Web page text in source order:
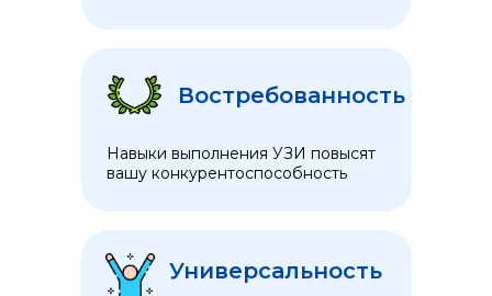
Навыки выполнения УЗИ повысят
вашу конкурентоспособность
Востребованность
Универсальность